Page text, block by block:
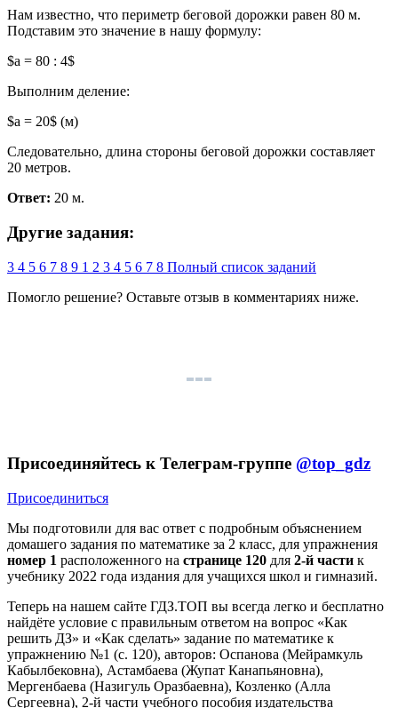
Нам известно, что периметр беговой дорожки равен 80 м.
Подставим это значение в нашу формулу:
$a = 80 : 4$
Выполним деление:
$a = 20$ (м)
Следовательно, длина стороны беговой дорожки составляет
20 метров.
Ответ: 20 м.
Другие задания:
3 4 5 6 7 8 9 1 2 3 4 5 6 7 8 Полный список заданий
Помогло решение? Оставьте отзыв в комментариях ниже.
Присоединяйтесь к Телеграм-группе @top_gdz
Присоединиться
Мы подготовили для вас ответ c подробным объяснением
домашего задания по математике за 2 класс, для упражнения
номер 1 расположенного на странице 120 для 2-й части к
учебнику 2022 года издания для учащихся школ и гимназий.
Теперь на нашем сайте ГДЗ.ТОП вы всегда легко и бесплатно
найдёте условие с правильным ответом на вопрос «Как
решить ДЗ» и «Как сделать» задание по математике к
упражнению №1 (с. 120), авторов: Оспанова (Мейрамкуль
Кабылбековна), Астамбаева (Жупат Канапьяновна),
Мергенбаева (Назигуль Оразбаевна), Козленко (Алла
Сергеевна), 2-й части учебного пособия издательства